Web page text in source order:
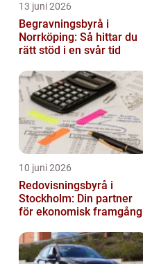
13 juni 2026
Begravningsbyrå i
Norrköping: Så hittar du
rätt stöd i en svår tid
10 juni 2026
Redovisningsbyrå i
Stockholm: Din partner
för ekonomisk framgång